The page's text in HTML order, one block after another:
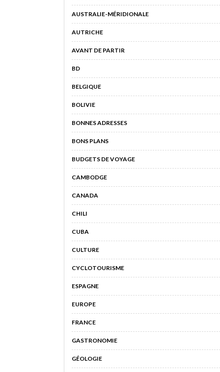
AUSTRALIE-MÉRIDIONALE
AUTRICHE
AVANT DE PARTIR
BD
BELGIQUE
BOLIVIE
BONNES ADRESSES
BONS PLANS
BUDGETS DE VOYAGE
CAMBODGE
CANADA
CHILI
CUBA
CULTURE
CYCLOTOURISME
ESPAGNE
EUROPE
FRANCE
GASTRONOMIE
GÉOLOGIE